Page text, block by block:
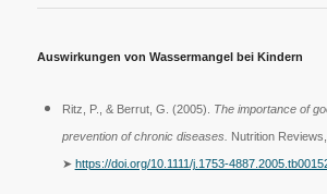
Auswirkungen von Wassermangel bei Kindern
Ritz, P., & Berrut, G. (2005). The importance of
prevention of chronic diseases. Nutrition
➤ https://doi.org/10.1111/j.1753-